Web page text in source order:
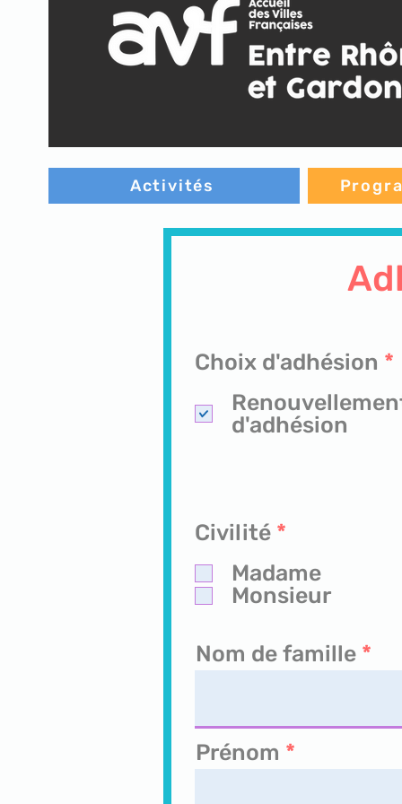
Activités
Choix d'adhésion *
l
d'adhésion
Civilité *
l
i
a
t
r
e
Madame
Monsieur
Nom de famille
Prénom